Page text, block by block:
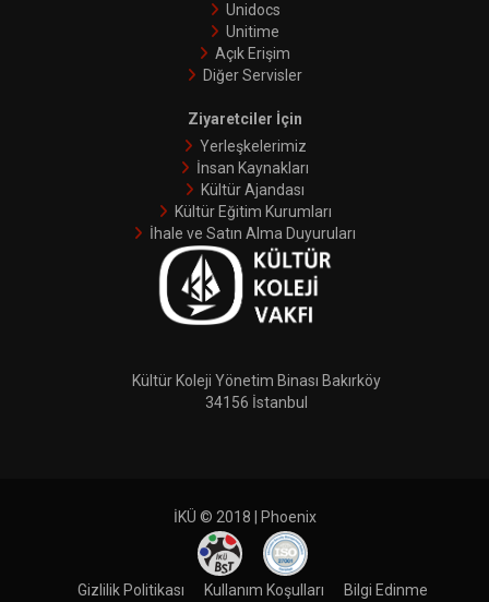
Unidocs
Unitime
Açık Erişim
Diğer Servisler
Ziyaretciler İçin
Yerleşkelerimiz
İnsan Kaynakları
Kültür Ajandası
Kültür Eğitim Kurumları
İhale ve Satın Alma Duyuruları
Kültür Koleji Yönetim Binası Bakırköy
34156 İstanbul
İKÜ © 2018 | Phoenix
Gizlilik Politikası Kullanım Koşulları Bilgi Edinme